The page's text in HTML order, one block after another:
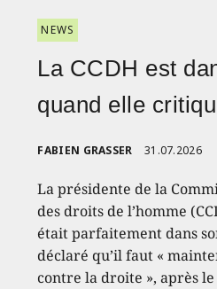
NEWS
La CCDH est
quand elle
FABIEN GRASSER 31.07.2026
La présidente de la
des droits de l’homme
était parfaitement dans
déclaré qu’il faut «
contre la droite », après